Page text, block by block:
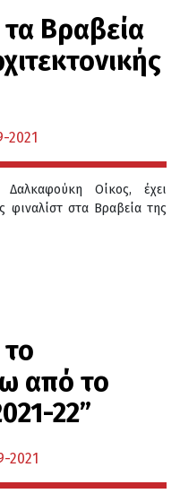
τα Βραβεία
2021
Οίκος, έχει
φιναλίστ στα Βραβεία της
από το
22”
2021